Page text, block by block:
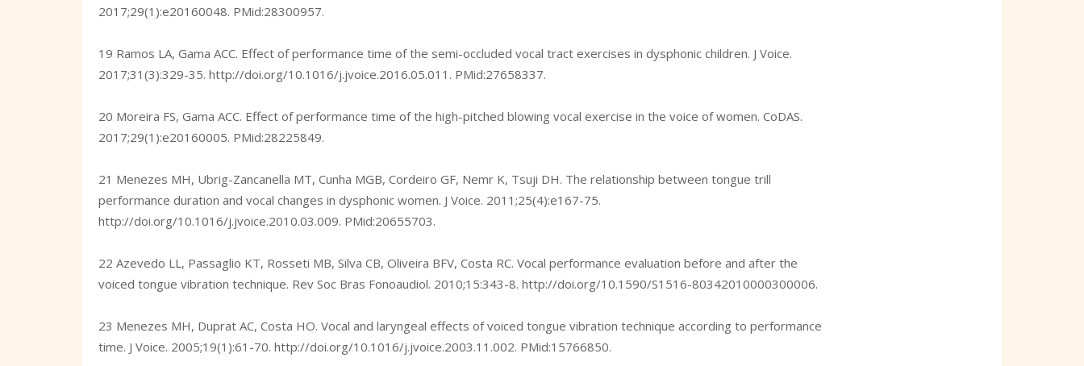
2017;29(1):e20160048. PMid:28300957.
19 Ramos LA, Gama ACC. Effect of performance time of the semi-occluded vocal tract exercises in dysphonic children. J Voice.
2017;31(3):329-35. http://doi.org/10.1016/j.jvoice.2016.05.011 . PMid:27658337.
20 Moreira FS, Gama ACC. Effect of performance time of the high-pitched blowing vocal exercise in the voice of women. CoDAS.
2017;29(1):e20160005. PMid:28225849.
21 Menezes MH, Ubrig-Zancanella MT, Cunha MGB, Cordeiro GF, Nemr K, Tsuji DH. The relationship between tongue trill
performance duration and vocal changes in dysphonic women. J Voice. 2011;25(4):e167-75.
http://doi.org/10.1016/j.jvoice.2010.03.009. PMid:20655703.
22 Azevedo LL, Passaglio KT, Rosseti MB, Silva CB, Oliveira BFV, Costa RC. Vocal performance evaluation before and after the
voiced tongue vibration technique. Rev Soc Bras Fonoaudiol. 2010;15:343-8. http://doi.org/10.1590/S1516-80342010000300006.
23 Menezes MH, Duprat AC, Costa HO. Vocal and laryngeal effects of voiced tongue vibration technique according to performance
time. J Voice. 2005;19(1):61-70. http://doi.org/10.1016/j.jvoice.2003.11.002. PMid:15766850.